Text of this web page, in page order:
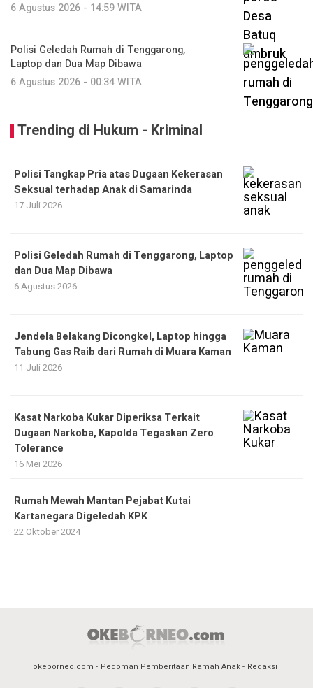
6 Agustus 2026 - 14:59 WITA
Polisi Geledah Rumah di Tenggarong,
Laptop dan Dua Map Dibawa
6 Agustus 2026 - 00:34 WITA
Trending di Hukum - Kriminal
Polisi Tangkap Pria atas Dugaan Kekerasan
Seksual terhadap Anak di Samarinda
17 Juli 2026
Polisi Geledah Rumah di Tenggarong, Laptop
dan Dua Map Dibawa
6 Agustus 2026
Jendela Belakang Dicongkel, Laptop hingga
Tabung Gas Raib dari Rumah di Muara Kaman
11 Juli 2026
Kasat Narkoba Kukar Diperiksa Terkait
Dugaan Narkoba, Kapolda Tegaskan Zero
Tolerance
16 Mei 2026
Rumah Mewah Mantan Pejabat Kutai
Kartanegara Digeledah KPK
22 Oktober 2024
okeborneo.com Pedoman Pemberitaan Ramah Anak Redaksi